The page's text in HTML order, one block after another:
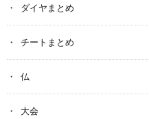
ダイヤまとめ
チートまとめ
仏
大会